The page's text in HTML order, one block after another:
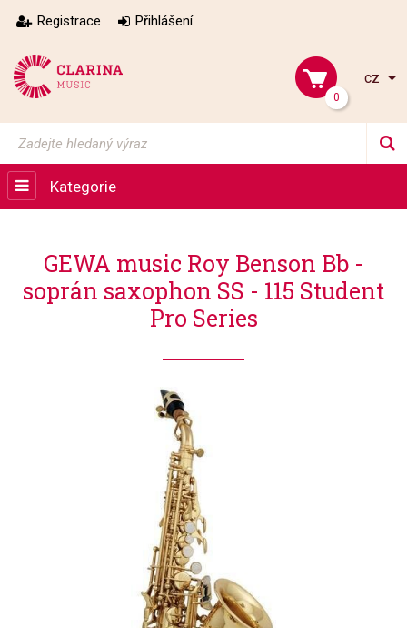
Registrace Přihlášení
0
cz
Kategorie
GEWA music Roy Benson Bb -
soprán saxophon SS - 115 Student
Pro Series